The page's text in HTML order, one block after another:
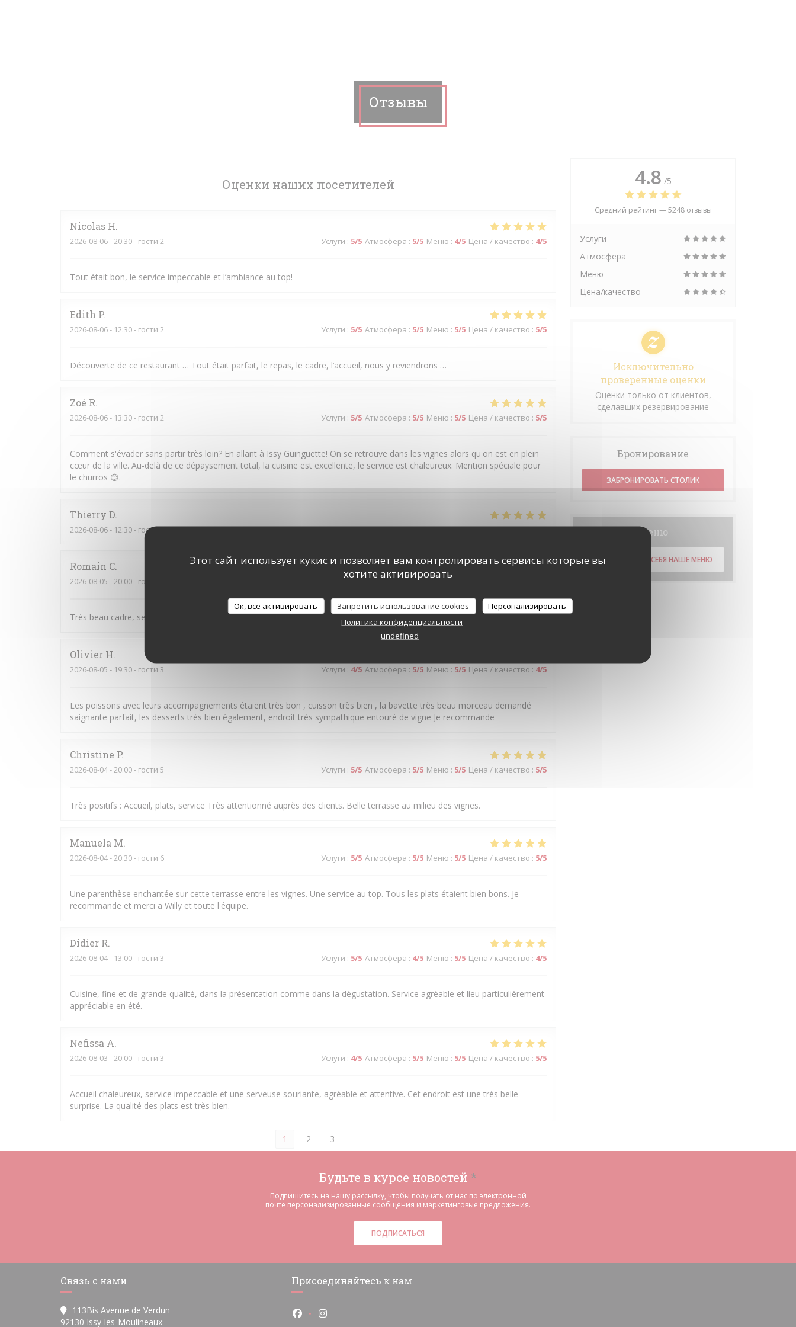
Этот сайт использует кукис и позволяет вам контролировать сервисы которые вы
хотите активировать
Ок, все активировать Запретить использование cookies
Персонализировать
Политика конфиденциальности
undefined
Отзывы
Оценки наших посетителей
Nicolas H
2026-08-06- 20:30 - гости 2 Услуги : 5/5 Атмосфера : 5/5 Меню : 4/5 Цена / качество : 4/5
Tout était bon, le service impeccable et l’ambiance au top!
Edith P
2026-08-06- 12:30 - гости 2 Услуги : 5/5 Атмосфера : 5/5 Меню : 5/5 Цена / качество : 5/5
Découverte de ce restaurant … Tout était parfait, le repas, le cadre, l’accueil, nous y reviendrons …
Zoé R
2026-08-06- 13:30 - гости 2 Услуги : 5/5 Атмосфера : 5/5 Меню : 5/5 Цена / качество : 5/5
Comment s'évader sans partir très loin? En allant à Issy Guinguette! On se retrouve dans les vignes alors qu'on est en plein
cœur de la ville. Au-delà de ce dépaysement total, la cuisine est excellente, le service est chaleureux. Mention spéciale pour
le churros 😊.
Thierry D
2026-08-06- 12:30 - гости 2 Услуги:5/5 Атмосфера:5/5 Меню:5/5 Цена / качество:4/5
Romain C
2026-08-05 - 20:00 - гости 2 Услуги:5 /5 Атмосфера: 5/5 Меню:
Très beau cadre, serveurs attentionnés et très bons plats!
Olivier H
2026-08-05 - 19:30 - гости 3 Услуги : 4/5 Атмосфера : 5/5 Меню : 5/5 Цена / качество : 4/5
Les poissons avec leurs accompagnements étaient très bon , cuisson très bien , la bavette très beau morceau demandé
saignante parfait, les desserts très bien également, endroit très sympathique entouré de vigne Je recommande
Christine P
2026-08-04- 20:00 - гости 5 Услуги : 5/5 Атмосфера : 5/5 Меню : 5/5 Цена / качество : 5/5
Très positifs : Accueil, plats, service Très attentionné auprès des clients. Belle terrasse au milieu des vignes.
Manuela M
2026-08-04- 20:30 - гости 6 Услуги : 5/5 Атмосфера : 5/5 Меню : 5/5 Цена / качество : 5/5
Une parenthèse enchantée sur cette terrasse entre les vignes. Une service au top. Tous les plats étaient bien bons. Je
recommande et merci a Willy et toute l'équipe.
Didier R
2026-08-04- 13:00 - гости 3 Услуги : 5/5 Атмосфера : 4/5 Меню : 5/5 Цена / качество : 4/5
Cuisine, fine et de grande qualité, dans la présentation comme dans la dégustation. Service agréable et lieu particulièrement
appréciable en été.
Nefissa A
2026-08-03 - 20:00 - гости 3 Услуги : 4/5 Атмосфера : 5/5 Меню : 5/5 Цена / качество : 5/5
Accueil chaleureux, service impeccable et une serveuse souriante, agréable et attentive. Cet endroit est une très belle
surprise. La qualité des plats est très bien.
1 2 3
4.8 /5
Средний рейтинг —5248 отзывы
Услуги
Атмосфера
Меню
Цена/качество
Исключительно
проверенные оценки
Оценки только от клиентов,
сделавших резервирование
Бронирование
ЗАБРОНИРОВАТЬ СТОЛИК
Меню
ОТКРОЙТЕ ДЛЯ СЕБЯ НАШЕ МЕНЮ
Будьте в курсе новостей *
Подпишитесь на нашу рассылку, чтобы получать от нас по электронной
почте персонализированные сообщения и маркетинговые предложения.
ПОДПИСАТЬСЯ
Связь с нами
113Bis Avenue de Verdun
92130 Issy-les-Moulineaux((открывается в новом окне))
Присоединяйтесь к нам
Facebook ((открывается в новом окне))
Instagram ((открывается в новом окне))